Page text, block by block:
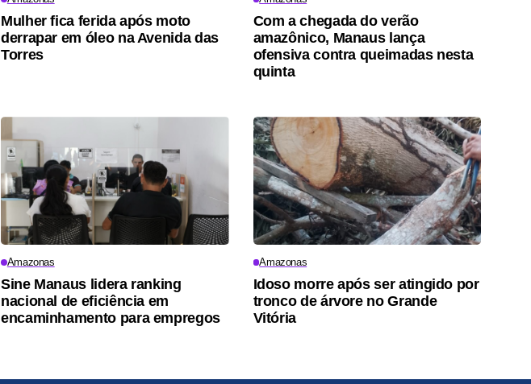
Mulher fica ferida após moto
derrapar em óleo na Avenida das
Torres
Com a chegada do verão
amazônico, Manaus lança
ofensiva contra queimadas nesta
quinta
Amazonas
Sine Manaus lidera ranking
nacional de eficiência em
encaminhamento para empregos
Amazonas
Idoso morre após ser atingido por
tronco de árvore no Grande
Vitória